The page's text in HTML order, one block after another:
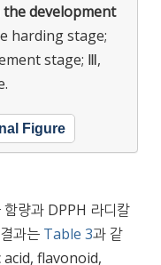
development
harding stage;
stage; Ⅲ,
Figure
함량과 DPPH 라디칼
과는 Table 3과 같
acid, flavonoid,